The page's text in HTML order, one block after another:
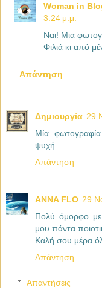
Woman in
3:24 μ.μ.
Ναι! Μια
Φιλιά κι από
Απάντηση
Δημιουργία 29
Μία
ψυχή.
Απάντηση
ANNA FLO 29
Πολύ όμορφο με
μου πάντα
Καλή σου μέρα
Απάντηση
Απαντήσεις